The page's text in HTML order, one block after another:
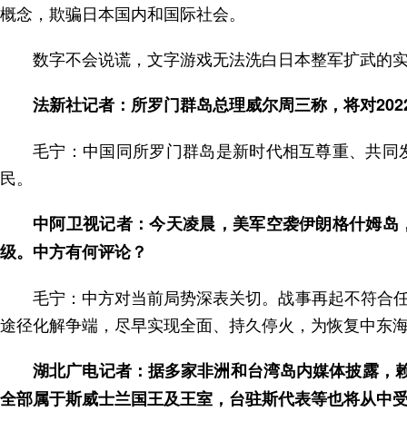
概念，欺骗日本国内和国际社会。
数字不会说谎，文字游戏无法洗白日本整军扩武的
法新社记者：所罗门群岛总理威尔周三称，将对
毛宁：中国同所罗门群岛是新时代相互尊重、共
民。
中阿卫视记者：今天凌晨，美军空袭伊朗格什姆
级。中方有何评论？
毛宁：中方对当前局势深表关切。战事再起不符合
途径化解争端，尽早实现全面、持久停火，为恢复中东
湖北广电记者：据多家非洲和台湾岛内媒体披露
全部属于斯威士兰国王及王室，台驻斯代表等也将从中